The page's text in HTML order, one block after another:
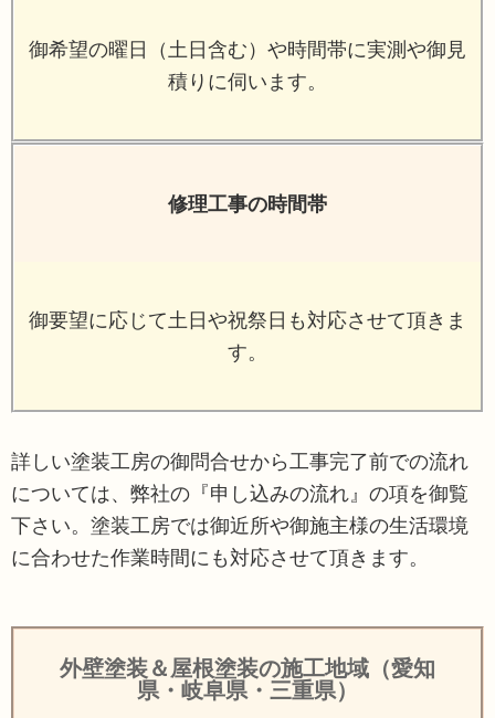
御希望の曜日（土日含む）や時間帯に実測や御見
積りに伺います。
修理工事の時間帯
御要望に応じて土日や祝祭日も対応させて頂きま
す。
詳しい塗装工房の御問合せから工事完了前での流れ
については、弊社の『申し込みの流れ』の項を御覧
下さい。塗装工房では御近所や御施主様の生活環境
に合わせた作業時間にも対応させて頂きます。
外壁塗装＆屋根塗装の施工地域（愛知
県・岐阜県・三重県）